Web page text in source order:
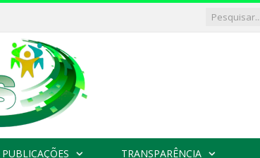
PUBLICAÇÕES TRANSPARÊNCIA